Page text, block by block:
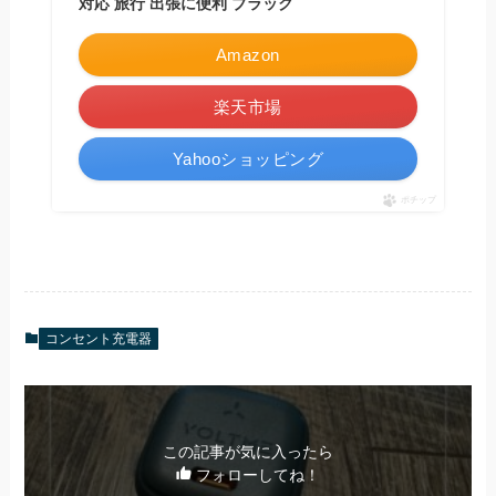
対応 旅行 出張に便利 ブラック
Amazon
楽天市場
Yahooショッピング
ポチップ
コンセント充電器
この記事が気に入ったら
フォローしてね！